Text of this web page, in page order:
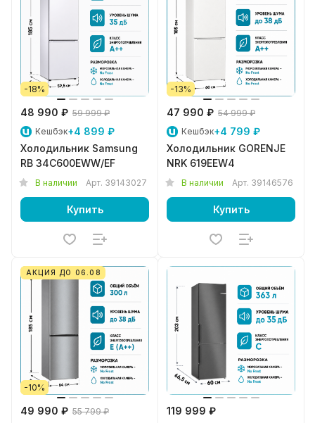
-18%
48 990 ₽ 59 999 ₽
Кешбэк+4 899 ₽
Холодильник Samsung
RB 34C600EWW/EF
В наличии Арт. 39143027
Купить
-13%
47 990 ₽ 54 999 ₽
Кешбэк+4 799 ₽
Холодильник GORENJE
NRK 619EEW4
В наличии Арт. 39146576
Купить
АКЦИЯ ДО 06.08
-10%
49 990 ₽ 55 799 ₽
119 999 ₽